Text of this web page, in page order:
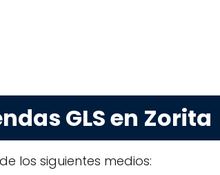
GLS en Zorita
los siguientes medios: